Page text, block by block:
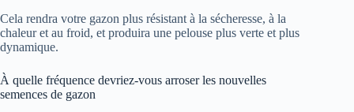
Cela rendra votre gazon plus résistant à la sécheresse, à la
chaleur et au froid, et produira une pelouse plus verte et plus
dynamique.
À quelle fréquence devriez-vous arroser les nouvelles
semences de gazon